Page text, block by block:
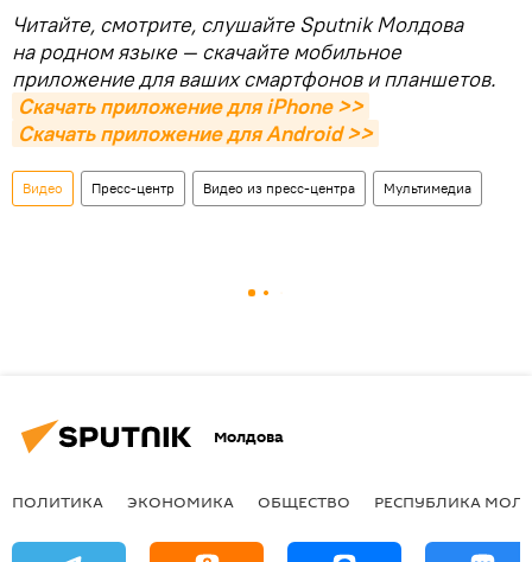
Читайте, смотрите, слушайте Sputnik Молдова
на родном языке — скачайте мобильное
приложение для ваших смартфонов и планшетов.
Скачать приложение для iPhone >>
Скачать приложение для Android >>
Видео Пресс-центр Видео из пресс-центра Мультимедиа
Молдова
ПОЛИТИКА ЭКОНОМИКА ОБЩЕСТВО РЕСПУБЛИКА